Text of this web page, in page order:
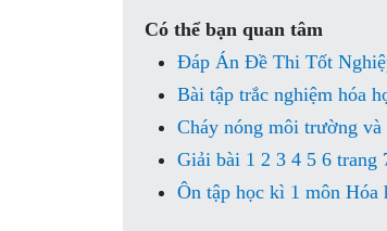
Có thể bạn quan tâm
Đáp Án Đề Thi Tốt
Bài tập trắc nghiệm hóa
Cháy nóng môi trường và
Giải bài 1 2 3 4 5 6 trang
Ôn tập học kì 1 môn